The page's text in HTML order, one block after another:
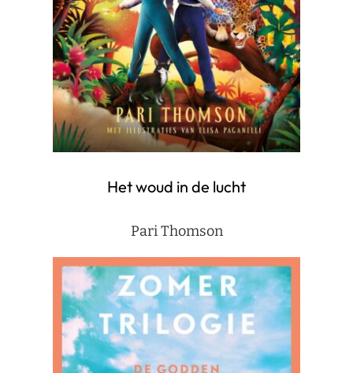
Het woud in de lucht
Pari Thomson